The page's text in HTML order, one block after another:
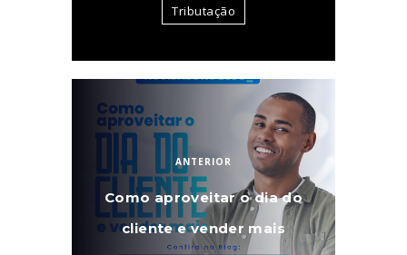
Tributação
ANTERIOR
Como aproveitar o dia do
cliente e vender mais